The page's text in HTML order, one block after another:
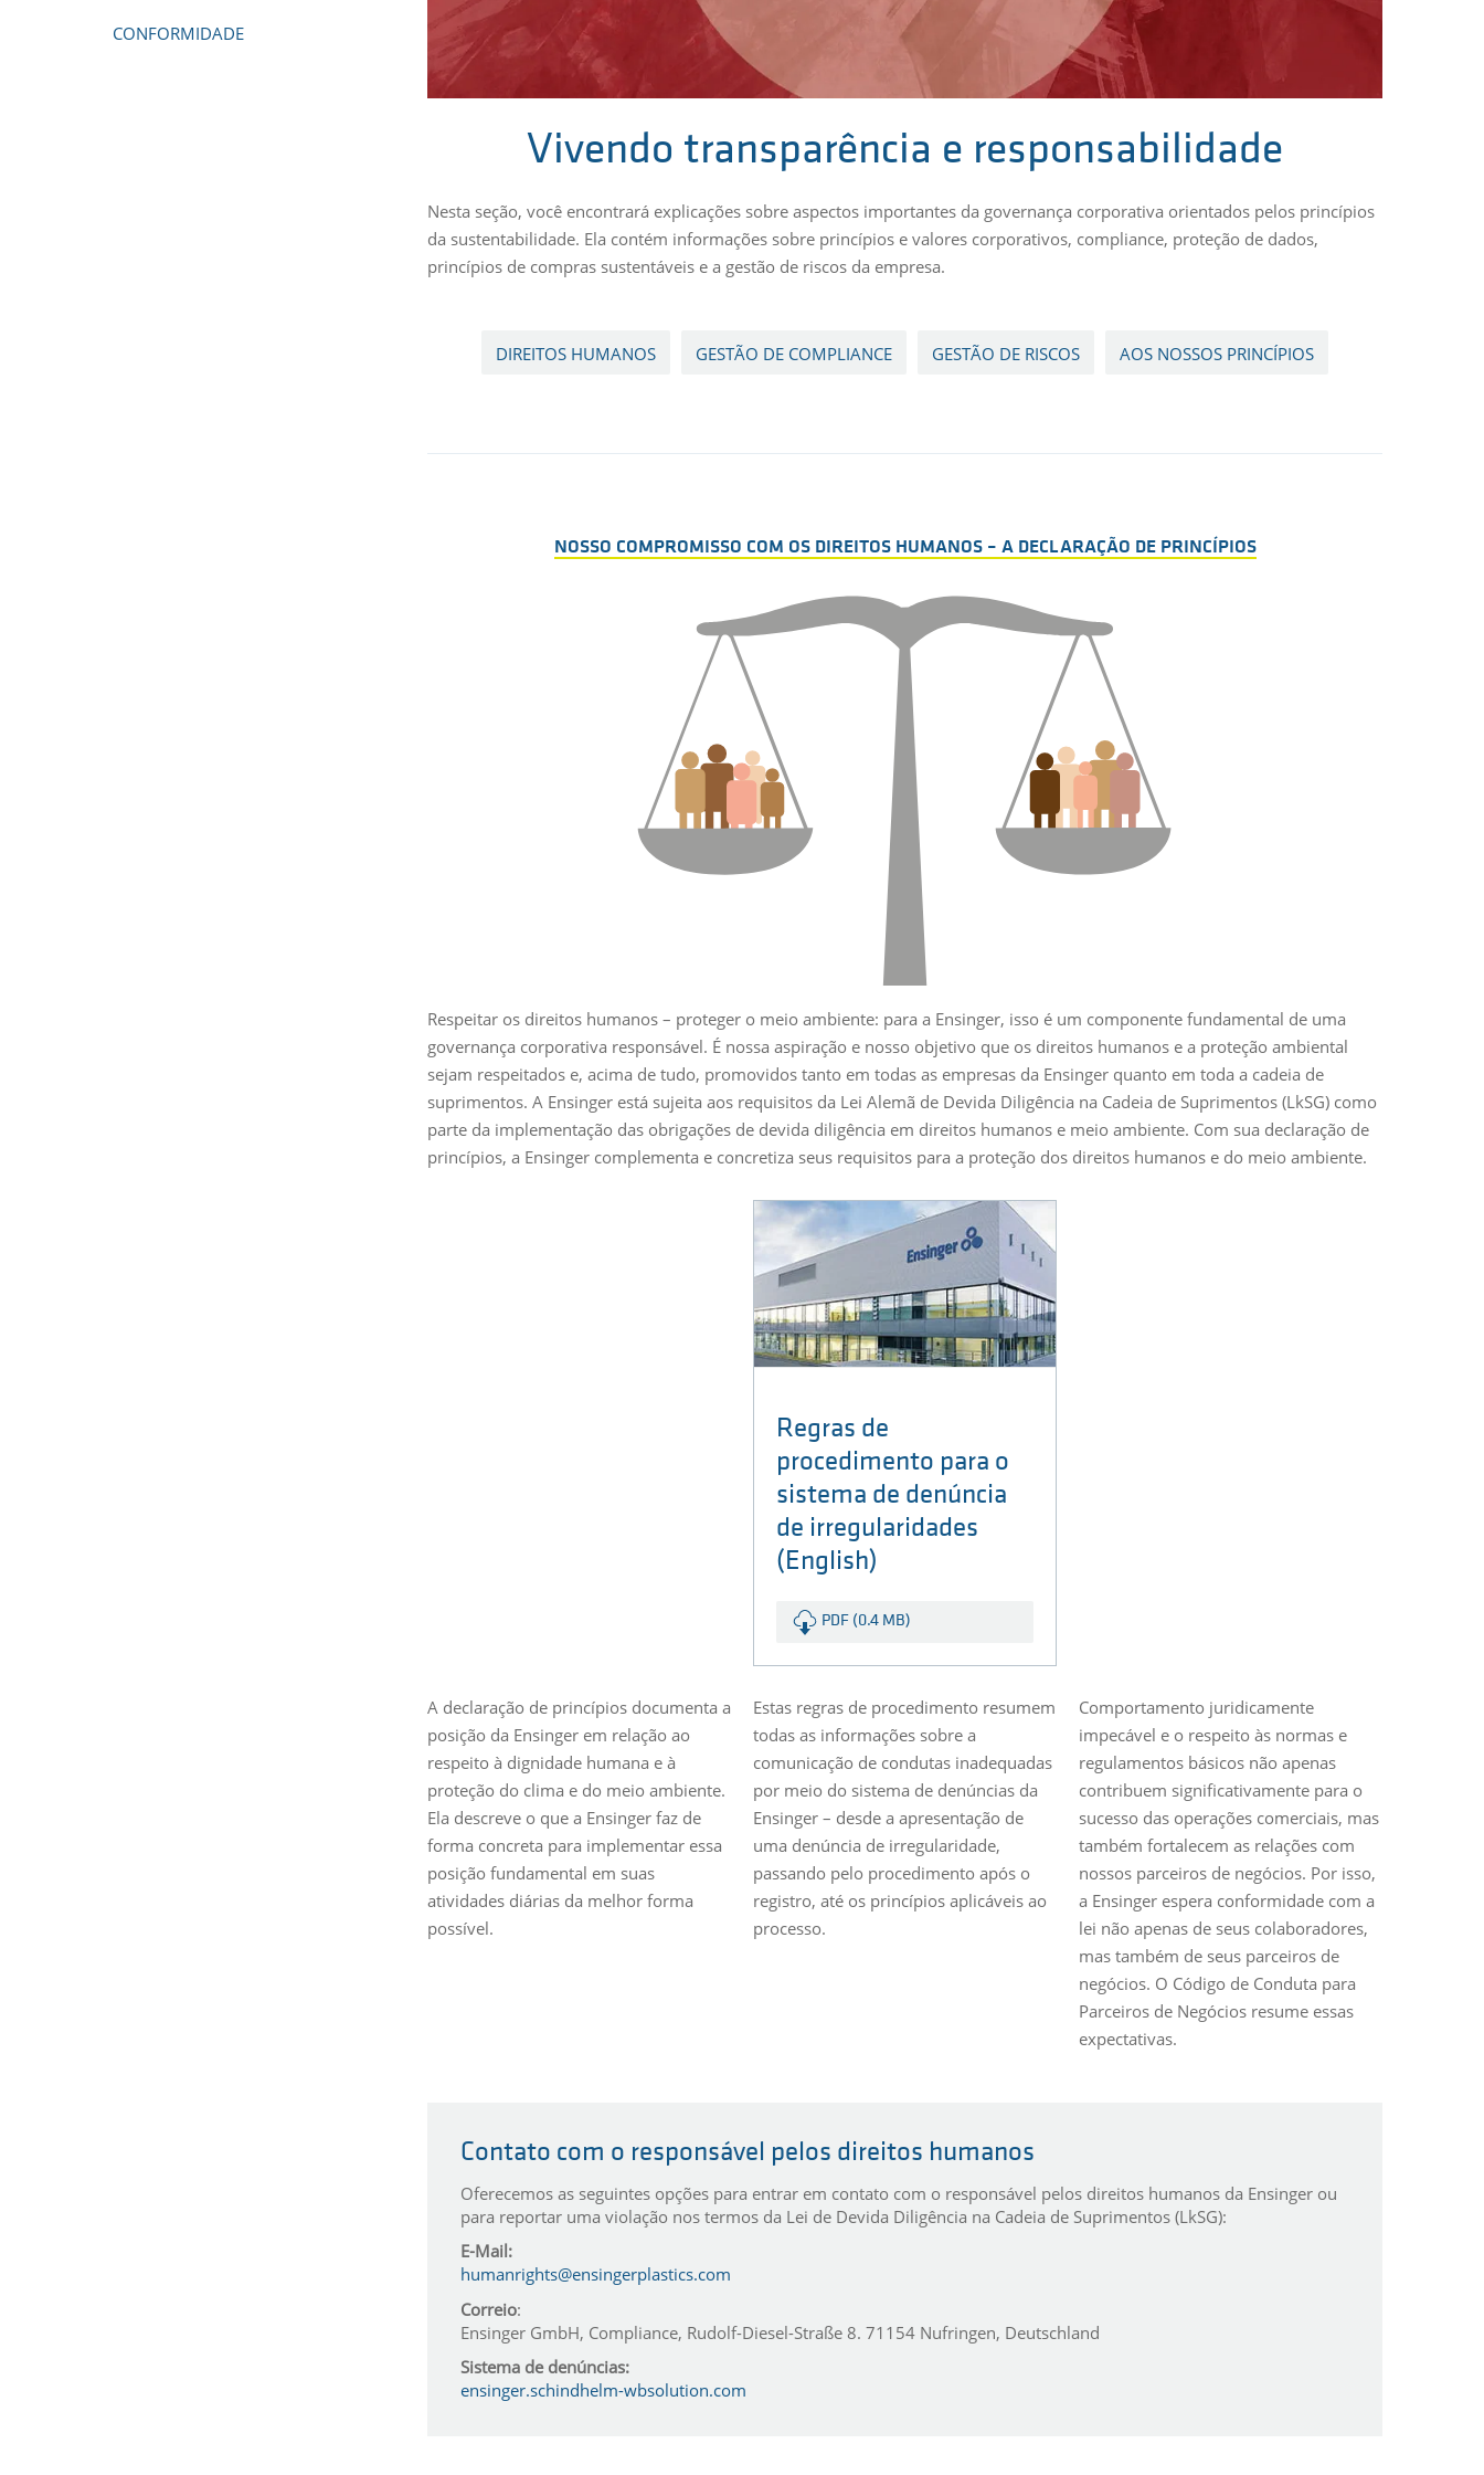
CONFORMIDADE
Vivendo transparência e responsabilidade
Nesta seção, você encontrará explicações sobre aspectos importantes da governança corporativa orientados pelos princípios
da sustentabilidade. Ela contém informações sobre princípios e valores corporativos, compliance, proteção de dados,
princípios de compras sustentáveis e a gestão de riscos da empresa.
DIREITOS HUMANOS GESTÃO DE COMPLIANCE GESTÃO DE RISCOS AOS NOSSOS PRINCÍPIOS
NOSSO COMPROMISSO COM OS DIREITOS HUMANOS – A DECLARAÇÃO DE PRINCÍPIOS
Respeitar os direitos humanos – proteger o meio ambiente: para a Ensinger, isso é um componente fundamental de uma
governança corporativa responsável. É nossa aspiração e nosso objetivo que os direitos humanos e a proteção ambiental
sejam respeitados e, acima de tudo, promovidos tanto em todas as empresas da Ensinger quanto em toda a cadeia de
suprimentos. A Ensinger está sujeita aos requisitos da Lei Alemã de Devida Diligência na Cadeia de Suprimentos (LkSG) como
parte da implementação das obrigações de devida diligência em direitos humanos e meio ambiente. Com sua declaração de
princípios, a Ensinger complementa e concretiza seus requisitos para a proteção dos direitos humanos e do meio ambiente.
Regras de
procedimento para o
sistema de denúncia
de irregularidades
(English)
PDF (0.4 MB)
A declaração de princípios documenta a
posição da Ensinger em relação ao
respeito à dignidade humana e à
proteção do clima e do meio ambiente.
Ela descreve o que a Ensinger faz de
forma concreta para implementar essa
posição fundamental em suas
atividades diárias da melhor forma
possível.
Estas regras de procedimento resumem
todas as informações sobre a
comunicação de condutas inadequadas
por meio do sistema de denúncias da
Ensinger – desde a apresentação de
uma denúncia de irregularidade,
passando pelo procedimento após o
registro, até os princípios aplicáveis ao
processo.
Comportamento juridicamente
impecável e o respeito às normas e
regulamentos básicos não apenas
contribuem significativamente para o
sucesso das operações comerciais, mas
também fortalecem as relações com
nossos parceiros de negócios. Por isso,
a Ensinger espera conformidade com a
lei não apenas de seus colaboradores,
mas também de seus parceiros de
negócios. O Código de Conduta para
Parceiros de Negócios resume essas
expectativas.
Contato com o responsável pelos direitos humanos
Oferecemos as seguintes opções para entrar em contato com o responsável pelos direitos humanos da Ensinger ou
para reportar uma violação nos termos da Lei de Devida Diligência na Cadeia de Suprimentos (LkSG):
E-Mail:
humanrights@ensingerplastics.com
Correio:
Ensinger GmbH, Compliance, Rudolf-Diesel-Straße 8. 71154 Nufringen, Deutschland
Sistema de denúncias:
ensinger.schindhelm-wbsolution.com